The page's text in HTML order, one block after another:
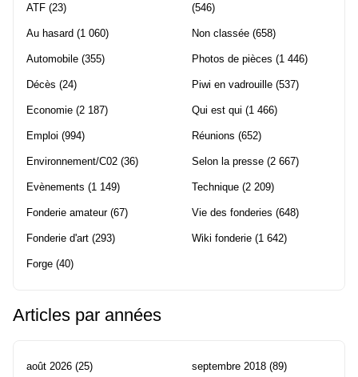
ATF (23)
Au hasard (1 060)
Automobile (355)
Décès (24)
Economie (2 187)
Emploi (994)
Environnement/C02 (36)
Evènements (1 149)
Fonderie amateur(67)
Fonderie d'art (293)
Forge (40)
(546)
Non classée (658)
Photos de pièces (1 446)
Piwi en vadrouille (537)
Qui est qui (1 466)
Réunions (652)
Selon la presse (2 667)
Technique (2 209)
Vie des fonderies (648)
Wiki fonderie (1 642)
Articles par années
août 2026 (25) septembre 2018 (89)